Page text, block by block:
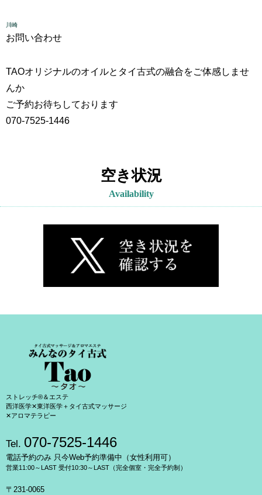
川崎
お問い合わせ
TAOオリジナルのオイルとタイ古式の融合をご体感しませ
んか
ご予約お待ちしております
070-7525-1446
空き状況
Availability
ストレッチ®＆エステ
西洋医学✕東洋医学＋タイ古式マッサージ
✕アロマテラピー
Tel. 070-7525-1446
電話予約のみ 只今Web予約準備中（女性利用可）
営業11:00～LAST 受付10:30～LAST（完全個室・完全予約制）
〒231-0065